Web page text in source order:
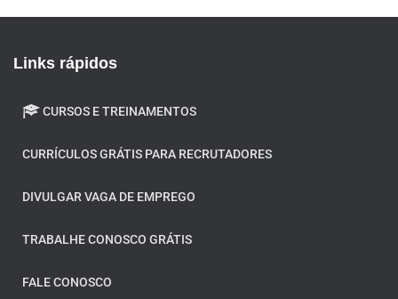
Links rápidos
CURSOS E TREINAMENTOS
CURRÍCULOS GRÁTIS PARA RECRUTADORES
DIVULGAR VAGA DE EMPREGO
TRABALHE CONOSCO GRÁTIS
FALE CONOSCO